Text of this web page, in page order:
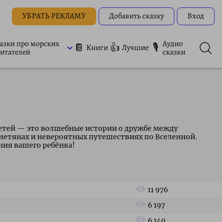
УБРАТЬ РЕКЛАМУ Добавить сказку Вход
про морских 📔 Книги 👍 Лучшие 🎙 Аудио
сказки
— это волшебные истории о дружбе между
и невероятных путешествиях по Вселенной.
вашего ребёнка!
11 976
6 197